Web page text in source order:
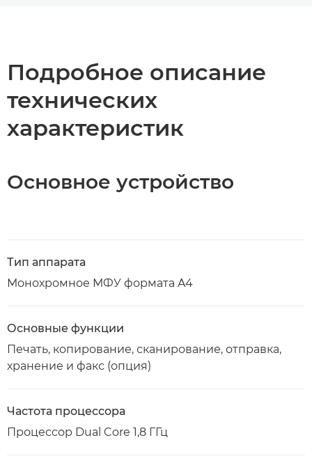
Подробное описание
технических
характеристик
Основное устройство
Тип аппарата
Монохромное МФУ формата A4
Основные функции
Печать, копирование, сканирование, отправка,
хранение и факс (опция)
Частота процессора
Процессор Dual Core 1,8 ГГц